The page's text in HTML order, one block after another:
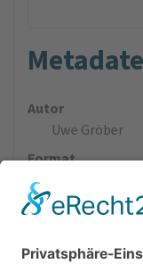
Autor
Uwe Gröber
Format
Verlag
ISBN